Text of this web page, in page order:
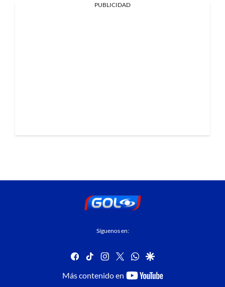
PUBLICIDAD
Síguenos en:
facebook
tiktok instagram
twitterwhatsapp
google
Más contenido en
youtube-